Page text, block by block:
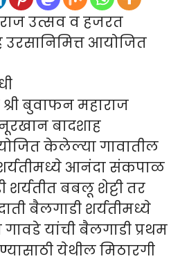
उत्सव व हजरत
आयोजित
बुवाफन महाराज
बादशाह
केलेल्या गावातील
आनंदा संकपाळ
शर्यतीत बबलू शेट्टी तर
बैलगाडी शर्यतीमध्ये
गावडे यांची बैलगाडी प्रथम
येथील मिठारगी